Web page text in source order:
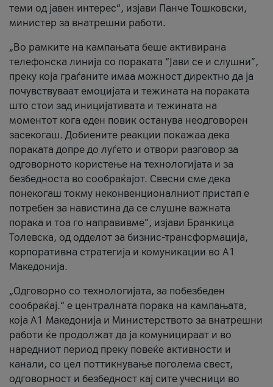
теми од јавен интерес“, изјави Панче Тошковски,
министер за внатрешни работи.
„Во рамките на кампањата беше активирана
телефонска линија со пораката “Јави се и слушни”,
преку која граѓаните имаа можност директно да ја
почувствуваат емоцијата и тежината на пораката
што стои зад иницијативата и тежината на
моментот кога еден повик останува неодговорен
засекогаш. Добиените реакции покажаа дека
пораката допре до луѓето и отвори разговор за
одговорното користење на технологијата и за
безбедноста во сообраќајот. Свесни сме дека
понекогаш токму неконвенционалниот пристап е
потребен за навистина да се слушне важната
порака и тоа го направивме”, изјави Бранкица
Толевска, од одделот за бизнис-трансформација,
корпоративна стратегија и комуникации во А1
Македонија.
„Одговорно со технологијата, за побезбеден
сообраќај.“ е централната порака на кампањата,
која A1 Македонија и Министерството за внатрешни
работи ќе продолжат да ја комуницираат и во
наредниот период преку повеќе активности и
канали, со цел поттикнување поголема свест,
одговорност и безбедност кај сите учесници во